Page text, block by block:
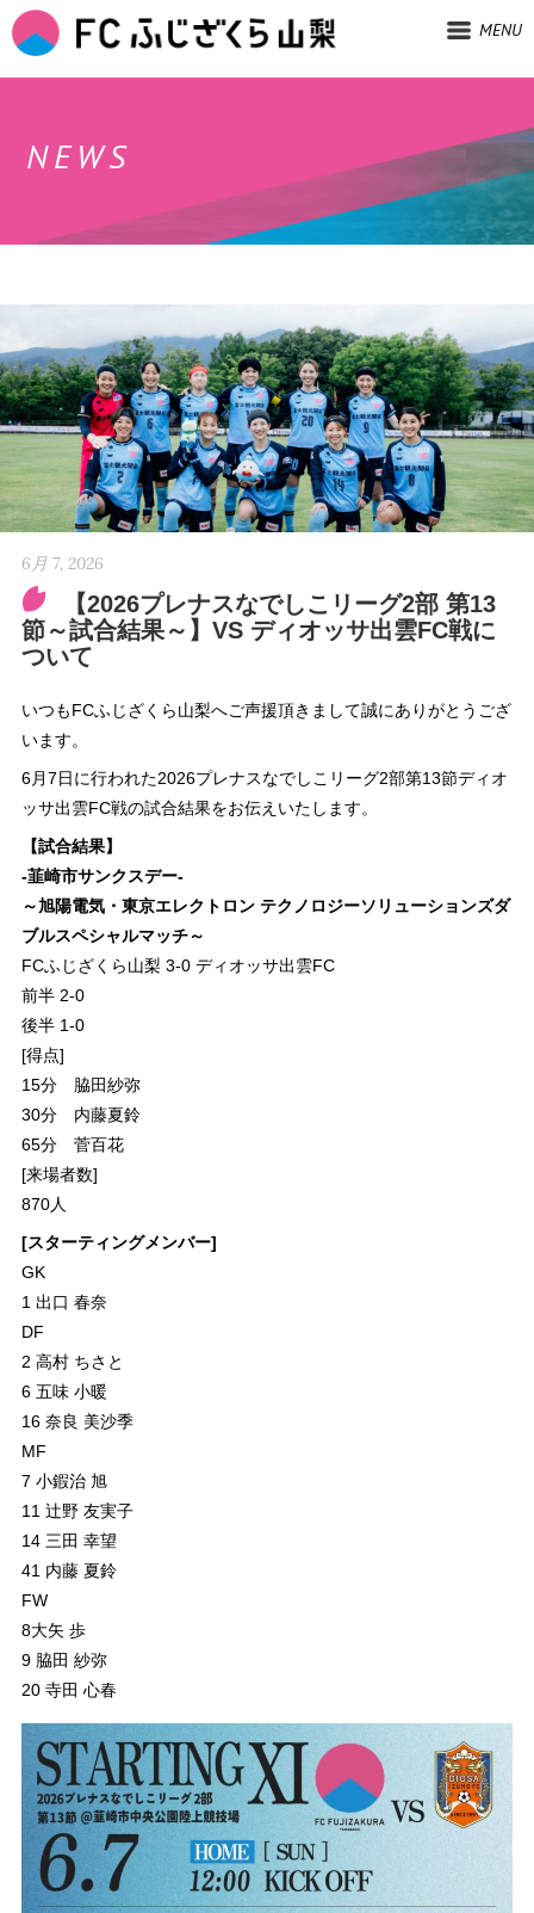
MENU
NEWS
6月 7, 2026
【2026プレナスなでしこリーグ2部 第13
節～試合結果～】VS ディオッサ出雲FC戦に
ついて
いつもFCふじざくら山梨へご声援頂きまして誠にありがとうござ
います。
6月7日に行われた2026プレナスなでしこリーグ2部第13節ディオ
ッサ出雲FC戦の試合結果をお伝えいたします。
【試合結果】
‐韮崎市サンクスデー‐
～旭陽電気・東京エレクトロン テクノロジーソリューションズダ
ブルスペシャルマッチ～
FCふじざくら山梨 3-0 ディオッサ出雲FC
前半 2-0
後半 1-0
[得点]
15分 脇田紗弥
30分 内藤夏鈴
65分 菅百花
[来場者数]
870人
[スターティングメンバー]
GK
1 出口 春奈
DF
2 高村 ちさと
6 五味 小暖
16 奈良 美沙季
MF
7 小鍜治 旭
11 辻野 友実子
14 三田 幸望
41 内藤 夏鈴
FW
8大矢 歩
9 脇田 紗弥
20 寺田 心春